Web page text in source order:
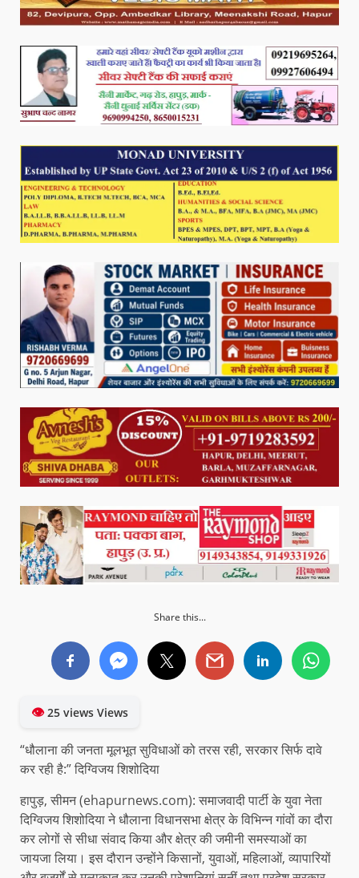
Share this...
👁25 views Views
“धौलाना की जनता मूलभूत सुविधाओं को तरस रही, सरकार सिर्फ दावे
कर रही है:” दिग्विजय शिशोदिया
हापुड़, सीमन (ehapurnews.com): समाजवादी पार्टी के युवा नेता
दिग्विजय शिशोदिया ने धौलाना विधानसभा क्षेत्र के विभिन्न गांवों का दौरा
कर लोगों से सीधा संवाद किया और क्षेत्र की जमीनी समस्याओं का
जायजा लिया। इस दौरान उन्होंने किसानों, युवाओं, महिलाओं, व्यापारियों